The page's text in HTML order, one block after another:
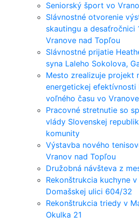
Seniorský šport vo
Slávnostné otvorenie
skautingu a desaťročnici
Vranove nad Topľou
Slávnostné prijatie
syna Laleho Sokolova,
Mesto zrealizuje projekt
energetickej efektívnosti
voľného času vo
Pracovné stretnutie so
vlády Slovenskej
komunity
Výstavba nového
Vranov nad Topľou
Družobná návšteva z
Rekonštrukcia kuchyne
Domašskej ulici 604/32
Rekonštrukcia triedy v
Okulka 21